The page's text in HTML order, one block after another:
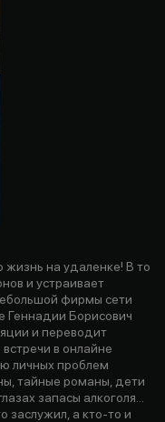
жизнь на удаленке! В то
и устраивает
фирмы сети
Геннадии Борисович
и переводит
в онлайне
личных проблем
тайные романы, дети
запасы алкоголя...
заслужил, а кто-то и